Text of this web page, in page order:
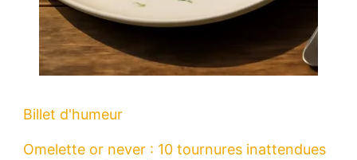
Billet d'humeur
Omelette or never : 10 tournures inattendues